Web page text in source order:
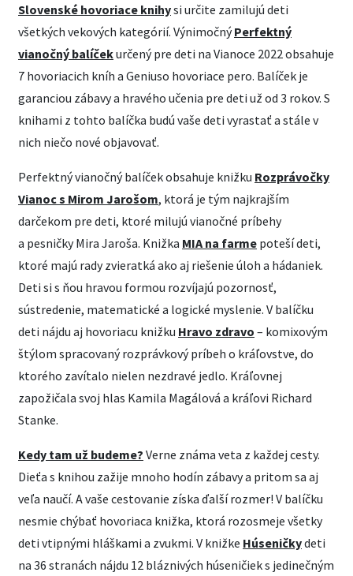
Slovenské hovoriace knihysi určite zamilujú deti
všetkých vekových kategórií. VýnimočnýPerfektný
vianočný balíčekurčený pre deti na Vianoce 2022 obsahuje
7 hovoriacich kníh a Geniuso hovoriace pero. Balíček je
garanciou zábavy a hravého učenia pre deti už od 3 rokov. S
knihami z tohto balíčka budú vaše deti vyrastať a stále v
nich niečo nové objavovať.
Perfektný vianočný balíček obsahuje knižku Rozprávočky
Vianoc s Mirom Jarošom, ktorá je tým najkrajším
darčekom pre deti, ktoré milujú vianočné príbehy
a pesničky Mira Jaroša. Knižka MIA na farme poteší deti,
ktoré majú rady zvieratká ako aj riešenie úloh a hádaniek.
Deti si s ňou hravou formou rozvíjajú pozornosť,
sústredenie, matematické a logické myslenie. V balíčku
deti nájdu aj hovoriacu knižku Hravo zdravo – komixovým
štýlom spracovaný rozprávkový príbeh o kráľovstve, do
ktorého zavítalo nielen nezdravé jedlo. Kráľovnej
zapožičala svoj hlas Kamila Magálová a kráľovi Richard
Stanke.
Kedy tam už budeme? Verne známa veta z každej cesty.
Dieťa s knihou zažije mnoho hodín zábavy a pritom sa aj
veľa naučí. A vaše cestovanie získa ďalší rozmer! V balíčku
nesmie chýbať hovoriaca knižka, ktorá rozosmeje všetky
deti vtipnými hláškami a zvukmi. V knižke Húseničkydeti
na 36 stranách nájdu 12 bláznivých húseničiek s jedinečným